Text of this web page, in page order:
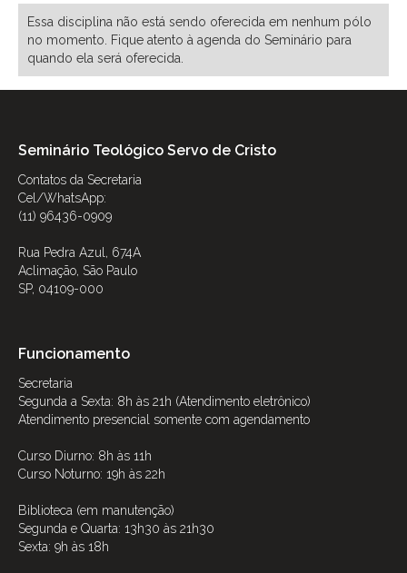
Essa disciplina não está sendo oferecida em nenhum pólo
no momento. Fique atento à agenda do Seminário para
quando ela será oferecida.
Seminário Teológico Servo de Cristo
Contatos da Secretaria
Cel/WhatsApp:
(11) 96436-0909
Rua Pedra Azul, 674A
Aclimação, São Paulo
SP, 04109-000
Funcionamento
Secretaria
Segunda a Sexta: 8h às 21h (Atendimento eletrônico)
Atendimento presencial somente com agendamento
Curso Diurno: 8h às 11h
Curso Noturno: 19h às 22h
Biblioteca (em manutenção)
Segunda e Quarta: 13h30 às 21h30
Sexta: 9h às 18h